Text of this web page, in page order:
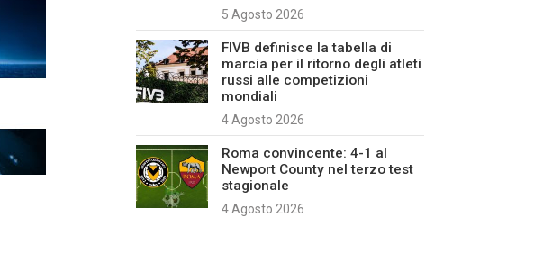
5 Agosto 2026
FIVB definisce la tabella di
marcia per il ritorno degli atleti
russi alle competizioni
mondiali
4 Agosto 2026
Roma convincente: 4-1 al
Newport County nel terzo test
stagionale
4 Agosto 2026